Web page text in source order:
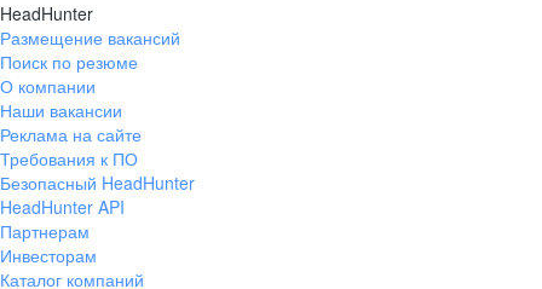
HeadHunter
Размещение вакансий
Поиск по резюме
О компании
Наши вакансии
Реклама на сайте
Требования к ПО
Безопасный HeadHunter
HeadHunter API
Партнерам
Инвесторам
Каталог компаний